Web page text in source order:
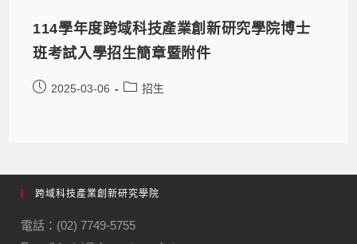
114學年度跨域科技產業創新研究學院博士
班考試入學招生簡章暨附件
2025-03-06 招生
跨域科技產業創新研究學院
電話：(02) 7749-5755